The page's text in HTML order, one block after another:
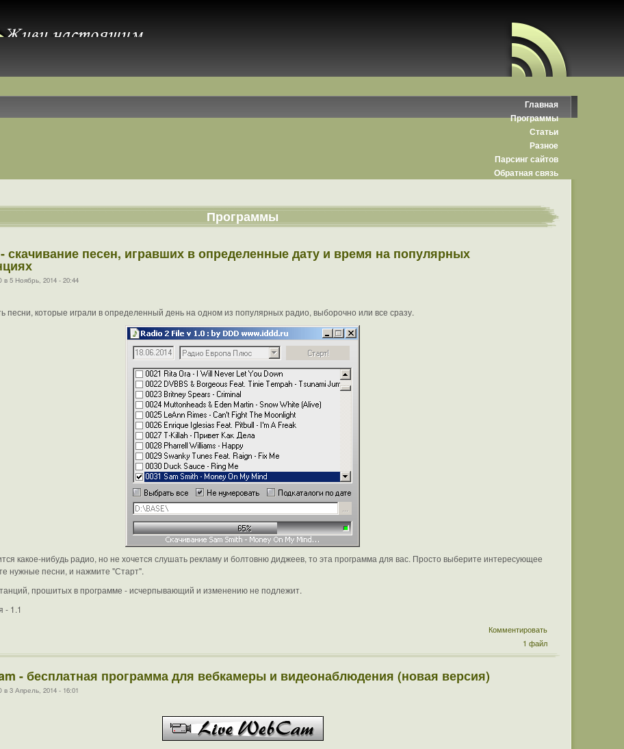
Главная
Программы
Статьи
Разное
Парсинг сайтов
Обратная связь
Программы
скачивание песен, игравших в определенные дату и время на популярных
5 Ноябрь, 2014 - 20:44
песни, которые играли в определенный день на одном из популярных радио, выборочно или все сразу.
какое-нибудь радио, но не хочется слушать рекламу и болтовню диджеев, то эта программа для вас. Просто выберите интересующее
нужные песни, и нажмите "Старт".
прошитых в программе - исчерпывающий и изменению не подлежит.
- 1.1
Комментировать
1 файл
- бесплатная программа для вебкамеры и видеонаблюдения (новая версия)
3 Апрель, 2014 - 16:01